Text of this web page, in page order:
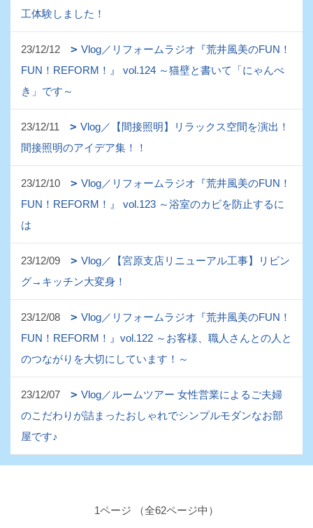
工体験しました！
23/12/12
Vlog／リフォームラジオ『荒井風美のFUN！
FUN！REFORM！』 vol.124 ～猫壁と書いて「にゃんぺ
き」です～
23/12/11
Vlog／【間接照明】リラックス空間を演出！
間接照明のアイデア集！！
23/12/10
Vlog／リフォームラジオ『荒井風美のFUN！
FUN！REFORM！』 vol.123 ～浴室のカビを防止するに
は
23/12/09
Vlog／【宮原支店リニューアル工事】リビン
グ→キッチン大変身！
23/12/08
Vlog／リフォームラジオ『荒井風美のFUN！
FUN！REFORM！』vol.122 ～お客様、職人さんとの人と
のつながりを大切にしています！～
23/12/07
Vlog／ルームツアー 女性営業によるご夫婦
のこだわりが詰まったおしゃれでシンプルモダンなお部
屋です♪
1ページ （全62ページ中）